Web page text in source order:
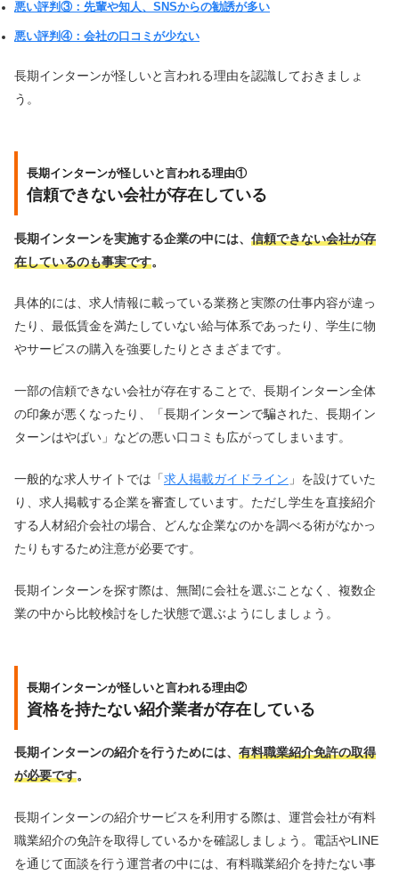
悪い評判③：先輩や知人、SNSからの勧誘が多い
悪い評判④：会社の口コミが少ない
長期インターンが怪しいと言われる理由を認識しておきましょ
う。
長期インターンが怪しいと言われる理由①
信頼できない会社が存在している
長期インターンを実施する企業の中には、 信頼できない会社が存
在しているのも事実です。
具体的には、求人情報に載っている業務と実際の仕事内容が違っ
たり、最低賃金を満たしていない給与体系であったり、学生に物
やサービスの購入を強要したりとさまざまです。
一部の信頼できない会社が存在することで、長期インターン全体
の印象が悪くなったり、「長期インターンで騙された、長期イン
ターンはやばい」などの悪い口コミも広がってしまいます。
一般的な求人サイトでは「求人掲載ガイドライン 」を設けていた
り、求人掲載する企業を審査しています。ただし学生を直接紹介
する人材紹介会社の場合、どんな企業なのかを調べる術がなかっ
たりもするため注意が必要です。
長期インターンを探す際は、無闇に会社を選ぶことなく、複数企
業の中から比較検討をした状態で選ぶようにしましょう。
長期インターンが怪しいと言われる理由②
資格を持たない紹介業者が存在している
長期インターンの紹介を行うためには、 有料職業紹介免許の取得
が必要です。
長期インターンの紹介サービスを利用する際は、運営会社が有料
職業紹介の免許を取得しているかを確認しましょう。電話やLINE
を通じて面談を行う運営者の中には、有料職業紹介を持たない事